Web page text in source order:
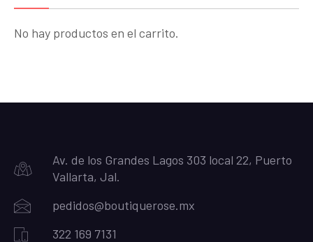
No hay productos en el carrito.
Av. de los Grandes Lagos 303 local 22, Puerto
Vallarta, Jal.
pedidos@boutiquerose.mx
322 169 7131